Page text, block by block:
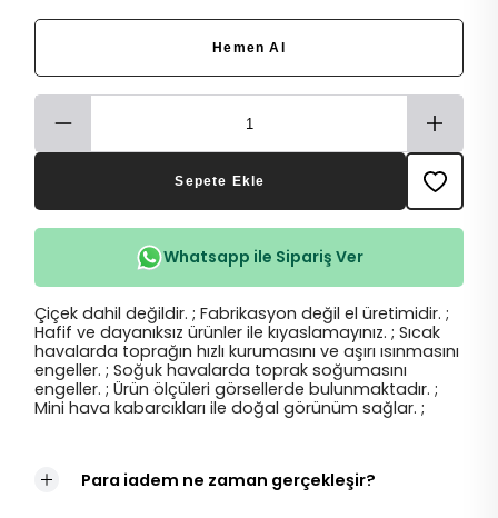
Hemen Al
Sepete Ekle
Whatsapp ile Sipariş Ver
Çiçek dahil değildir. ; Fabrikasyon değil el üretimidir. ;
Hafif ve dayanıksız ürünler ile kıyaslamayınız. ; Sıcak
havalarda toprağın hızlı kurumasını ve aşırı ısınmasını
engeller. ; Soğuk havalarda toprak soğumasını
engeller. ; Ürün ölçüleri görsellerde bulunmaktadır. ;
Mini hava kabarcıkları ile doğal görünüm sağlar. ;
Para iadem ne zaman gerçekleşir?